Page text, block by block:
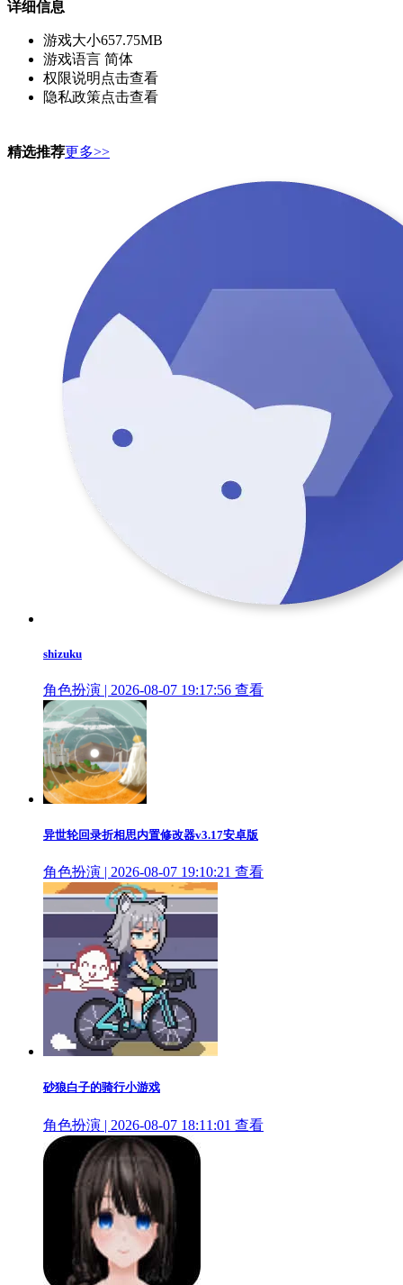
详细信息
游戏大小657.75MB
游戏语言 简体
权限说明 点击查看
隐私政策点击查看
精选推荐更多>>
shizuku
角色扮演 | 2026-08-07 19:17:56 查看
异世轮回录折相思内置修改器v3.17安卓版
角色扮演 | 2026-08-07 19:10:21 查看
砂狼白子的骑行小游戏
角色扮演 | 2026-08-07 18:11:01 查看